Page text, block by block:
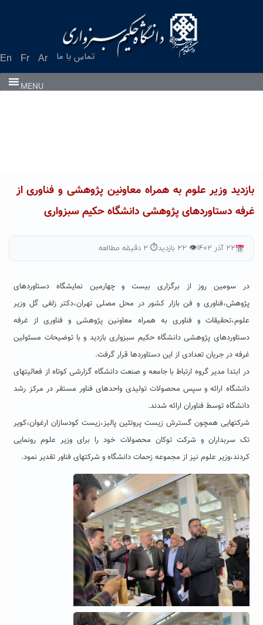
En Fr Ar تماس با ما
MENU
بازدید وزیر علوم به همراه معاونین پژوهشی و فناوری از
غرفه دستاوردهای پژوهشى دانشگاه حکیم سبزواری
۲۲ آذر ۱۴۰۲ 👁 ۲۲ بازدید ⏱ ۲ دقیقه مطالعه
در سومین روز از برگزاری بیست و چهارمین نمایشگاه دستاوردهای
پژوهش،فناوری و فن بازار کشور در محل مصلی تهران،دکتر زلفی گل وزیر
علوم،تحقیقات و فناوری به همراه معاونین پژوهشی و فناوری از غرفه
دستاوردهای پژوهشى دانشگاه حکیم سبزواری بازدید و با توضیحات مسئولین
غرفه در جریان تعدادی از این دستاوردها قرار گرفت.
در ابتدا مدیر گروه ارتباط با جامعه و صنعت دانشگاه گزارشی کوتاه از فعالیتهای
دانشگاه ارائه و سپس محصولات تولیدی واحدهای فناور مستقر در مرکز رشد
دانشگاه توسط فناوران ارائه شدند.
شرکتهایی همچون گسترش زیست پروتئین پالیز،زیست کودسازان ارغوان،کویر
تک سربداران و شرکت توکان محصولات خود را برای وزیر علوم رونمایی
کردند،وزیر علوم نیز از مجموعه زحمات دانشگاه و شرکتهای فناور تقدیر نمود.